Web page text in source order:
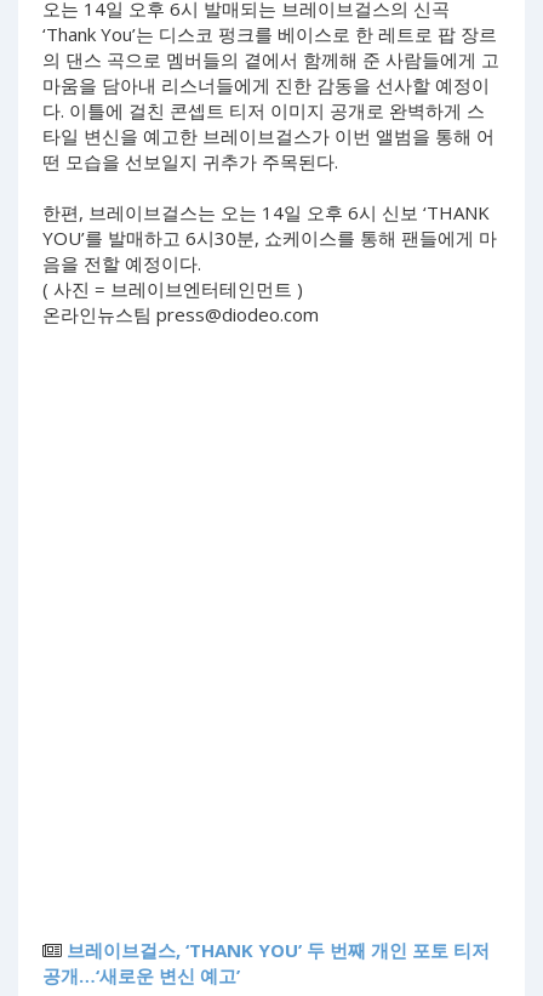
오는 14일 오후 6시 발매되는 브레이브걸스의 신곡
‘Thank You’는 디스코 펑크를 베이스로 한 레트로 팝 장르
의 댄스 곡으로 멤버들의 곁에서 함께해 준 사람들에게 고
마움을 담아내 리스너들에게 진한 감동을 선사할 예정이
다. 이틀에 걸친 콘셉트 티저 이미지 공개로 완벽하게 스
타일 변신을 예고한 브레이브걸스가 이번 앨범을 통해 어
떤 모습을 선보일지 귀추가 주목된다.
한편, 브레이브걸스는 오는 14일 오후 6시 신보 ‘THANK
YOU’를 발매하고 6시30분, 쇼케이스를 통해 팬들에게 마
음을 전할 예정이다.
( 사진 = 브레이브엔터테인먼트 )
온라인뉴스팀 press@diodeo.com
브레이브걸스, ‘THANK YOU’ 두 번째 개인 포토 티저
공개…‘새로운 변신 예고’